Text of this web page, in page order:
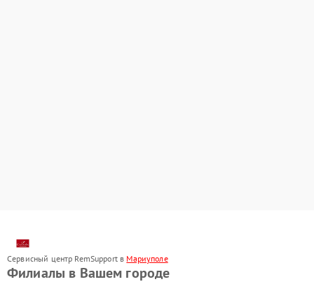
Сервисный центр RemSupport в Мариуполе
Филиалы в Вашем городе